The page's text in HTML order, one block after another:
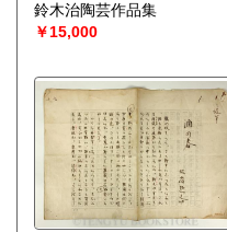
鈴木治陶芸作品集
￥15,000